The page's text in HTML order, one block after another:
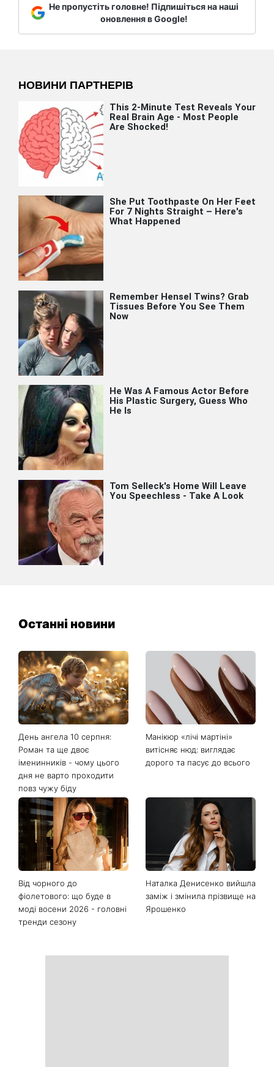
Не пропустіть головне! Підпишіться на наші
оновлення в Google!
Останні новини
День ангела 10 серпня:
Роман та ще двоє
іменинників - чому цього
дня не варто проходити
повз чужу біду
Манікюр «лічі мартіні»
витісняє нюд: виглядає
дорого та пасує до всього
Від чорного до
фіолетового: що буде в
моді восени 2026 - головні
тренди сезону
Наталка Денисенко вийшла
заміж і змінила прізвище на
Ярошенко